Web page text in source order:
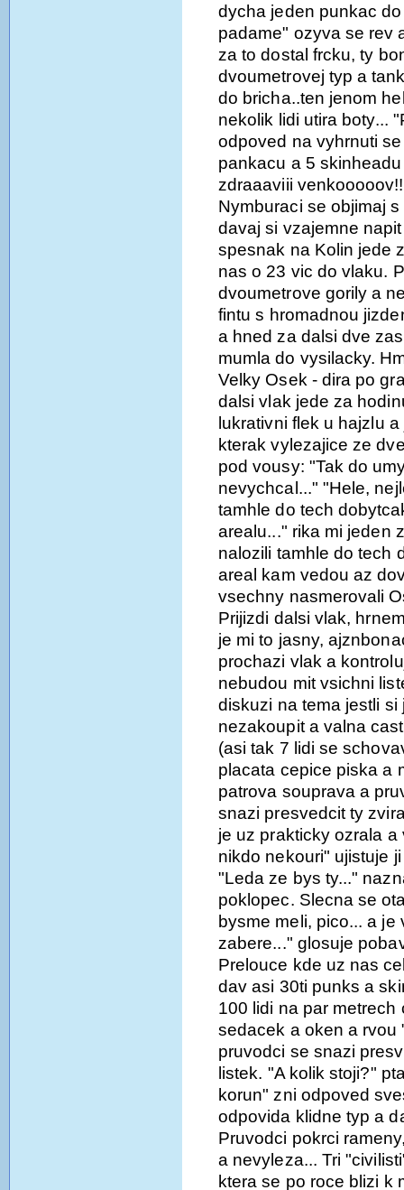
dycha jeden punkac
padame" ozyva se rev
za to dostal frcku, ty
dvoumetrovej typ a
do bricha..ten jenom
nekolik lidi utira boty...
odpoved na vyhrnuti
pankacu a 5
zdraaaviii
Nymburaci se objimaj
davaj si vzajemne
spesnak na Kolin jede
nas o 23 vic do vlaku.
dvoumetrove gorily a
fintu s hromadnou
a hned za dalsi dve
mumla do vysilacky.
Velky Osek - dira po
dalsi vlak jede za
lukrativni flek u hajzlu
kterak vylezajice ze
pod vousy: "Tak do
nevychcal..." "Hele,
tamhle do tech
arealu..." rika mi jeden
nalozili tamhle do tech
areal kam vedou az
vsechny nasmerovali
Prijizdi dalsi vlak,
je mi to jasny,
prochazi vlak a
nebudou mit vsichni
diskuzi na tema jestli
nezakoupit a valna
(asi tak 7 lidi se
placata cepice piska a
patrova souprava a
snazi presvedcit ty
je uz prakticky ozrala
nikdo nekouri" ujistuje
"Leda ze bys ty..."
poklopec. Slecna se
bysme meli, pico... a
zabere..." glosuje
Prelouce kde uz nas
dav asi 30ti punks a
100 lidi na par
sedacek a oken a rvou
pruvodci se snazi
listek. "A kolik stoji?"
korun" zni odpoved
odpovida klidne typ a
Pruvodci pokrci
a nevyleza... Tri
ktera se po roce blizi k